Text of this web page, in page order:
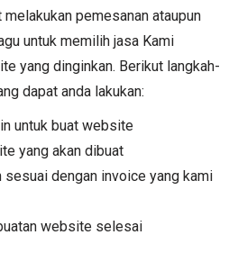
pemesanan ataupun
untuk memilih jasa Kami
yang dinginkan. Berikut langkah-
dapat anda lakukan:
untuk buat website
yang akan dibuat
sesuai dengan invoice yang kami
website selesai